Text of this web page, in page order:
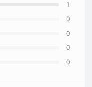
1
0
0
0
0